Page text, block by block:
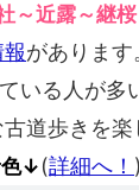
～近露～継
があります
いる人が多
道歩きを
色↓ (詳細へ！